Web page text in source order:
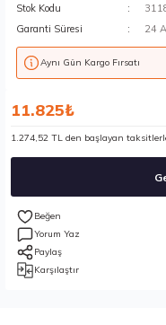
Stok Kodu
Garanti Süresi
24
Aynı Gün Kargo Fırsatı
11.825₺
1.274,52 TL den başlayan
Yorum Yaz
Paylaş
Karşılaştır